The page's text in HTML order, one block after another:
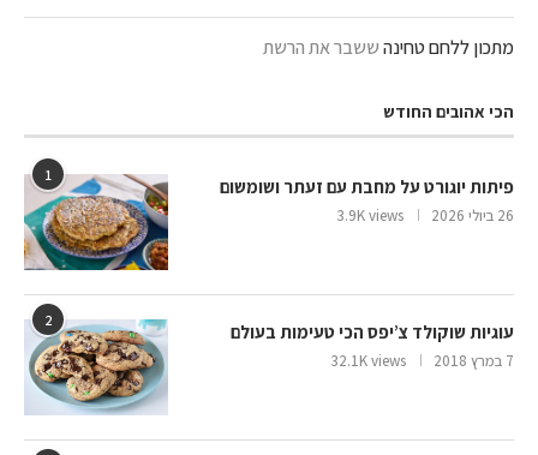
מתכון ללחם טחינהששבר את הרשת
הכי אהובים החודש
1
פיתות יוגורט על מחבת עם זעתר ושומשום
26 ביולי 2026 3.9K views
2
עוגיות שוקולד צ’יפס הכי טעימות בעולם
7 במרץ 2018 32.1K views